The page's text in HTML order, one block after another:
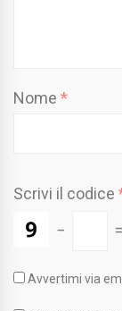
Nome *
Scrivi il codice
−
=
Avvertimi via